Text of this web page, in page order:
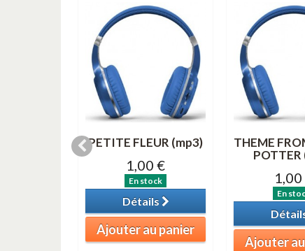
PETITE FLEUR (mp3)
1,00 €
En stock
Détails
Ajouter au panier
THEME
POTTER
En
Ajouter